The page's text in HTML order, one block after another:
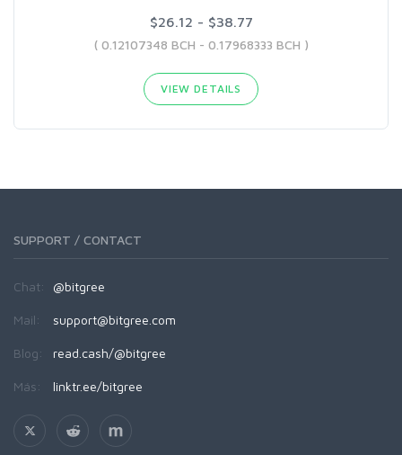
$26.12 - $38.77
( 0.12107348 BCH - 0.17968333 BCH )
VIEW DETAILS
SUPPORT / CONTACT
Chat: @bitgree
Mail: support@bitgree.com
Blog: read.cash/@bitgree
Más: linktr.ee/bitgree